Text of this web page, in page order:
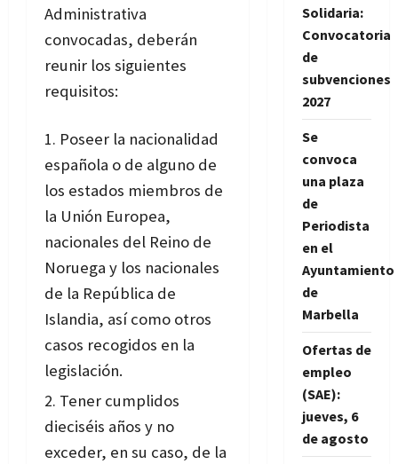
Administrativa
convocadas, deberán
reunir los siguientes
requisitos:
Poseer la nacionalidad
española o de alguno de
los estados miembros de
la Unión Europea,
nacionales del Reino de
Noruega y los nacionales
de la República de
Islandia, así como otros
casos recogidos en la
legislación.
Tener cumplidos
dieciséis años y no
exceder, en su caso, de la
Solidaria:
Convocatoria
de
subvenciones
2027
Se
convoca
una plaza
de
Periodista
en el
Ayuntamiento
de
Marbella
Ofertas de
empleo
(SAE):
jueves, 6
de agosto